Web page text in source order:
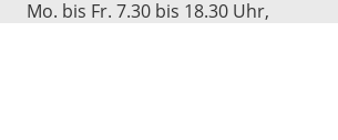
Mo. bis Fr. 7.30 bis 18.30 Uhr,